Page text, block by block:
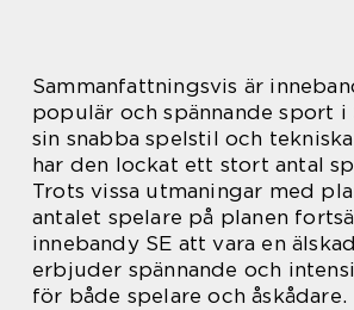
Sammanfattningsvis är
populär och spännande sport i
sin snabba spelstil och
har den lockat ett stort antal
Trots vissa utmaningar med
antalet spelare på planen
innebandy SE att vara en
erbjuder spännande och
för både spelare och åskådare.